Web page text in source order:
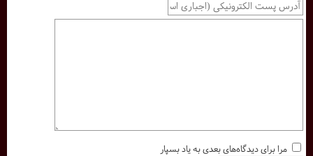
مرا برای دیدگاه‌های بعدی به یاد بسپار